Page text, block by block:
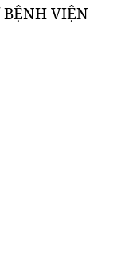
BỆNH VIỆN